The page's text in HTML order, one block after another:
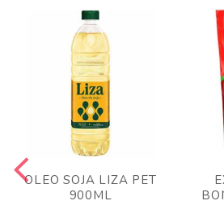
OLEO SOJA LIZA PET
900ML